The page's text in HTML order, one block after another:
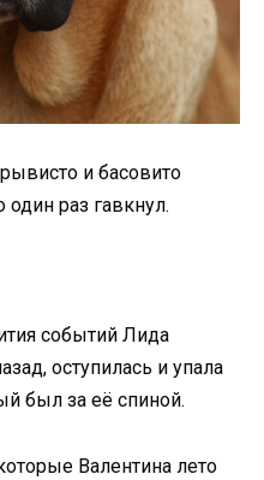
и басовито
один раз гавкнул.
событий Лида
оступилась и упала
был за её спиной.
Валентина лето